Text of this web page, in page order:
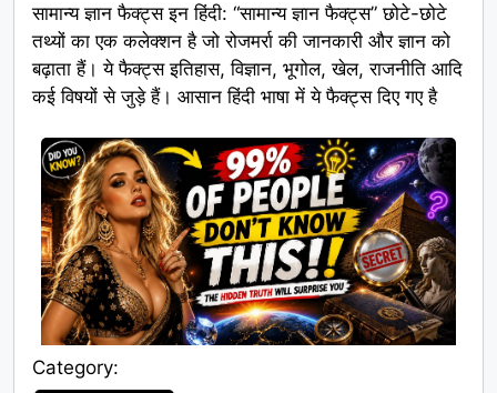
सामान्य ज्ञान फैक्ट्स इन हिंदी: “सामान्य ज्ञान फैक्ट्स” छोटे-छोटे
तथ्यों का एक कलेक्शन है जो रोजमर्रा की जानकारी और ज्ञान को
बढ़ाता हैं। ये फैक्ट्स इतिहास, विज्ञान, भूगोल, खेल, राजनीति आदि
कई विषयों से जुड़े हैं। आसान हिंदी भाषा में ये फैक्ट्स दिए गए है
Category: